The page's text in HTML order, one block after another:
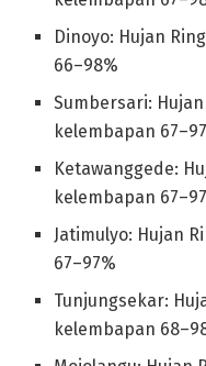
Dinoyo: Hujan
66–98%
Sumbersari: Hujan
kelembapan
Ketawanggede:
kelembapan
Jatimulyo: Hujan
67–97%
Tunjungsekar:
kelembapan